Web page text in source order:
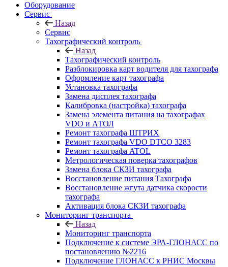
Оборудование
Сервис
Назад
Сервис
Тахографический контроль
Назад
Тахографический контроль
Разблокировка карт водителя для тахографа
Оформление карт тахографа
Установка тахографа
Замена дисплея тахографа
Калибровка (настройка) тахографа
Замена элемента питания на тахографах
VDO и АТОЛ
Ремонт тахографа ШТРИХ
Ремонт тахографа VDO DTCO 3283
Ремонт тахографа ATOL
Метрологическая поверка тахографов
Замена блока СКЗИ тахографа
Восстановление питания Тахографа
Восстановление жгута датчика скорости
тахографа
Активация блока СКЗИ тахографа
Мониторинг транспорта
Назад
Мониторинг транспорта
Подключение к системе ЭРА-ГЛОНАСС по
постановлению №2216
Подключение ГЛОНАСС к РНИС Москвы